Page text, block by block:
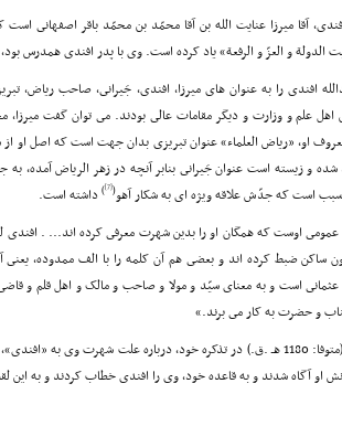
آقا میرزا عنایت الله بن آقا محمّد بن محمّد باقر اصفهانى است
الدولة و العزّ و الرفعة» یاد کرده است. وى با پدر افندى همدرس
افندى را به عنوان هاى میرزا، افندى، جَیرانى، صاحب ریاض،
اهل علم و وزارت و دیگر مقامات عالى بودند. مى توان گفت
او، «ریاض العلماء» عنوان تبریزى بدان جهت است که اصل او
و زیسته است عنوان جَیرانى بنابر آنچه در زهر الریاض آمده،
سبب است که جدّش علاقه ویژه اى به شکار آهو(
[7]
)داشته است.
اوست که همگان او را بدین شهرت معرفى کرده اند... . افندى
ساکن ضبط کرده اند و بعضى هم آن کلمه را با الف ممدوده،
است و به معناى سیّد و مولا و صاحب و مالک و اهل قلم و
و حضرت به کار مى برند.»
شیخ محمّد على حزین (متوفا: 1180 هـ .ق.) در تذکره خود، درباره علت شهرت
او آگاه شدند و به قاعده خود، وى را افندى خطاب کردند و به